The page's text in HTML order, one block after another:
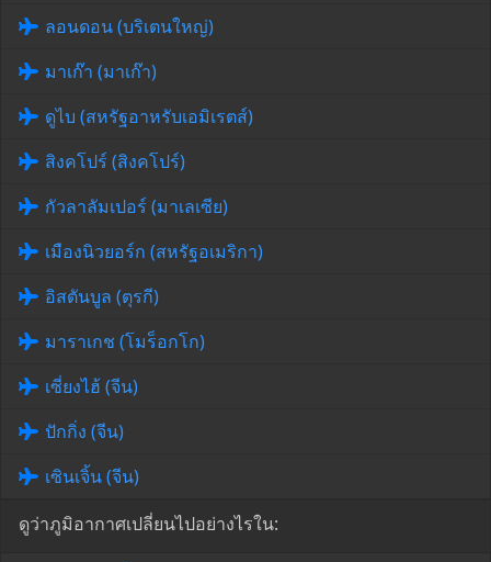
ลอนดอน (บริเตนใหญ่)
มาเก๊า (มาเก๊า)
ดูไบ (สหรัฐอาหรับเอมิเรตส์)
สิงคโปร์ (สิงคโปร์)
กัวลาลัมเปอร์ (มาเลเซีย)
เมืองนิวยอร์ก (สหรัฐอเมริกา)
อิสตันบูล (ตุรกี)
มาราเกช (โมร็อกโก)
เซี่ยงไฮ้ (จีน)
ปักกิ่ง (จีน)
เซินเจิ้น (จีน)
ดูว่าภูมิอากาศเปลี่ยนไปอย่างไรใน: